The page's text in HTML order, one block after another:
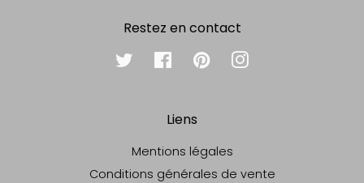
Restez en contact
Twitter FacebookPinterest
Liens
Mentions légales
Conditions générales de vente